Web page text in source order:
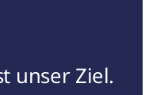
unser Ziel.